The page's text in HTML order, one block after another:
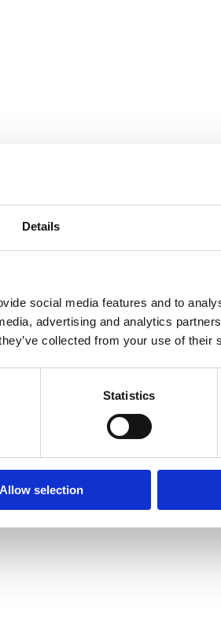
Details
social media features and to
advertising and analytics
collected from your use of their
Statistics
Allow selection